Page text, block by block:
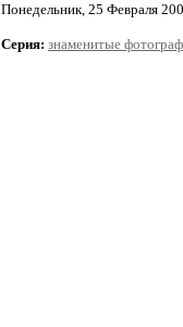
Понедельник, 25 Февраля
Серия: знаменитые